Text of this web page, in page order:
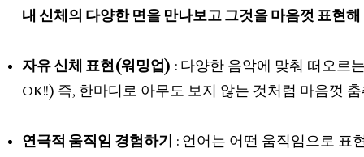
내 신체의 다양한 면을 만나보고 그것을 마음껏 표현
자유 신체 표현(워밍업) : 다양한 음악에 맞춰 떠오르
OK!!) 즉, 한마디로 아무도 보지 않는 것처럼 마음껏
연극적 움직임 경험하기 : 언어는 어떤 움직임으로 표